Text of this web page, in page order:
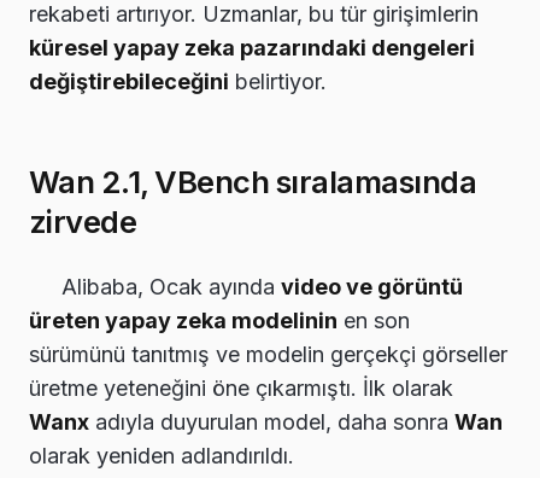
rekabeti artırıyor. Uzmanlar, bu tür girişimlerin
küresel yapay zeka pazarındaki dengeleri
değiştirebileceğini belirtiyor.
Wan 2.1, VBench sıralamasında
zirvede
Alibaba, Ocak ayında video ve görüntü
üreten yapay zeka modelinin en son
sürümünü tanıtmış ve modelin gerçekçi görseller
üretme yeteneğini öne çıkarmıştı. İlk olarak
Wanx adıyla duyurulan model, daha sonra Wan
olarak yeniden adlandırıldı.